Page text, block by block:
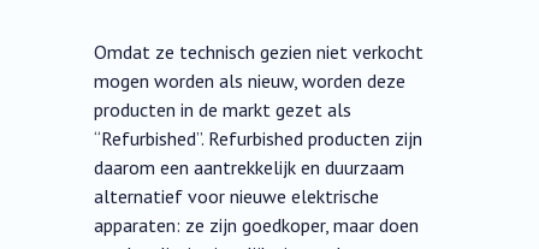
Omdat ze technisch gezien niet verkocht
mogen worden als nieuw, worden deze
producten in de markt gezet als
“Refurbished”. Refurbished producten zijn
daarom een aantrekkelijk en duurzaam
alternatief voor nieuwe elektrische
apparaten: ze zijn goedkoper, maar doen